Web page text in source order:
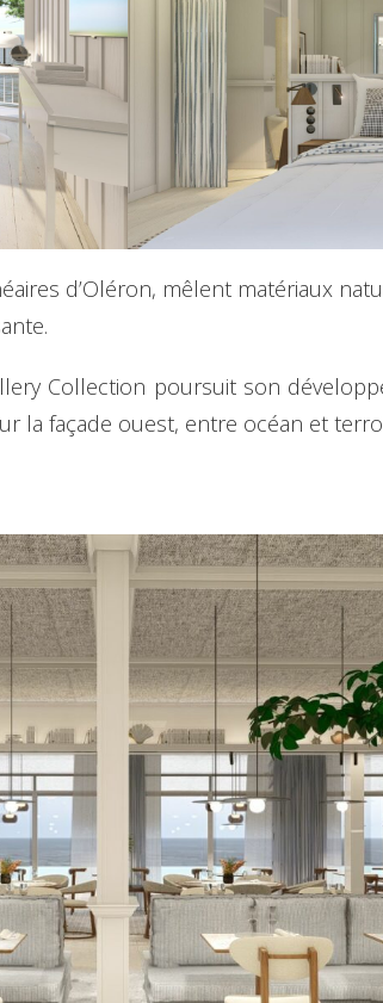
d’Oléron, mêlent matériaux
Collection poursuit son
la façade ouest, entre océan et